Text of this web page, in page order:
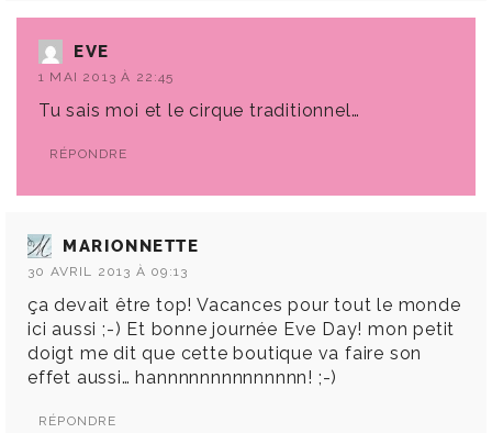
EVE
1 MAI 2013 À 22:45
Tu sais moi et le cirque traditionnel…
RÉPONDRE
MARIONNETTE
30 AVRIL 2013 À 09:13
ça devait être top! Vacances pour tout le monde
ici aussi ;-) Et bonne journée Eve Day! mon petit
doigt me dit que cette boutique va faire son
effet aussi… hannnnnnnnnnnnnn! ;-)
RÉPONDRE